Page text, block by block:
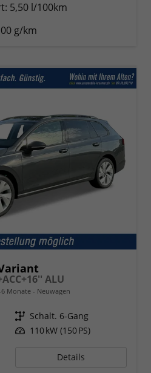
5,50 l/100km
g/km
ALU
Monate Neuwagen
Getriebe Schalt. 6-Gang
Leistung 110 kW (150 PS)
Details